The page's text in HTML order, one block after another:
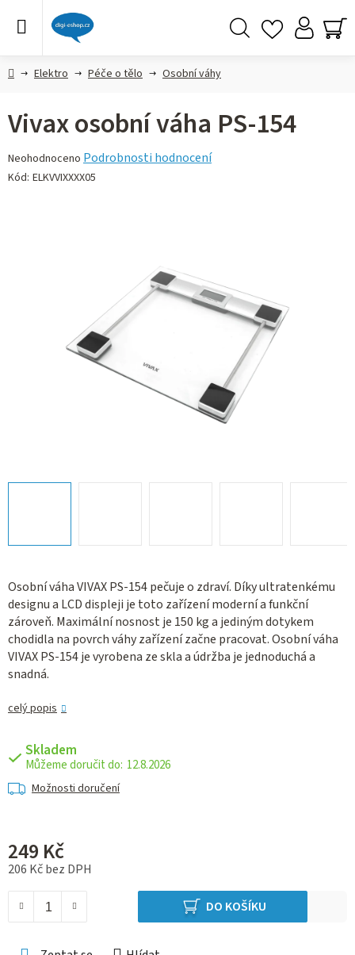
DomůElektro Péče o tělo Osobní váhy
Osobní váha VIVAX PS-154 pečuje o zdraví. Díky ultratenkému
designu a LCD displeji je toto zařízení moderní a funkční
zároveň. Maximální nosnost je 150 kg a jediným dotykem
chodidla na povrch váhy zařízení začne pracovat. Osobní váha
VIVAX PS-154 je vyrobena ze skla a údržba je jednoduchá a
snadná.
celý popis
Skladem
12.8.2026
Možnosti doručení
249 Kč
206 Kč bez DPH
DO KOŠÍKU
Vivax osobní váha PS-154
Průměrné
hodnocení
Neohodnoceno Podrobnosti hodnocení
Kód: ELKVVIXXXX05